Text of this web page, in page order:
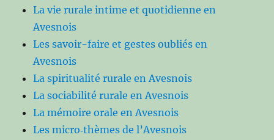
La vie rurale intime et quotidienne en
Avesnois
Les savoir-faire et gestes oubliés en
Avesnois
La spiritualité rurale en Avesnois
La sociabilité rurale en Avesnois
La mémoire orale en Avesnois
Les micro‑thèmes de l’Avesnois